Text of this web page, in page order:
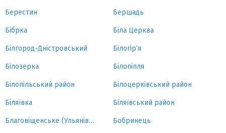
Берестин Бершадь
Бібрка Біла Церква
Білгород-Дністровський Білогір’я
Білозерка Білопілля
Білопільський район Білоцерківський район
Біляївка Біляївський район
Благовіщенське (Ульянівка) Бобринець